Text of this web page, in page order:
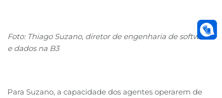
Foto: Thiago Suzano, diretor de engenharia de software
e dados na B3
Para Suzano, a capacidade dos agentes operarem de